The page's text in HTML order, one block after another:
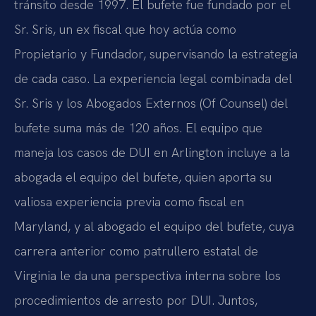
tránsito desde 1997. El bufete fue fundado por el
Sr. Sris, un ex fiscal que hoy actúa como
Propietario y Fundador, supervisando la estrategia
de cada caso. La experiencia legal combinada del
Sr. Sris y los Abogados Externos (Of Counsel) del
bufete suma más de 120 años. El equipo que
maneja los casos de DUI en Arlington incluye a la
abogada el equipo del bufete, quien aporta su
valiosa experiencia previa como fiscal en
Maryland, y al abogado el equipo del bufete, cuya
carrera anterior como patrullero estatal de
Virginia le da una perspectiva interna sobre los
procedimientos de arresto por DUI. Juntos,